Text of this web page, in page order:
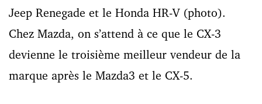
Jeep Renegade et le Honda HR-V (photo).
Chez Mazda, on s’attend à ce que le CX-3
devienne le troisième meilleur vendeur de la
marque après le Mazda3 et le CX-5.